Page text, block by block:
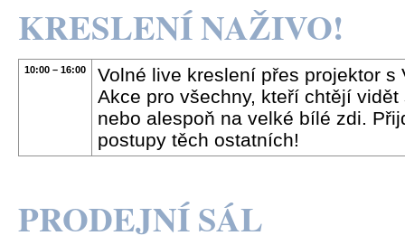
KRESLENÍ NAŽIVO!
10:00 – 16:00
Volné live kreslení přes projektor
Akce pro všechny, kteří chtějí
nebo alespoň na velké bílé zdi.
postupy těch ostatních!
PRODEJNÍ SÁL